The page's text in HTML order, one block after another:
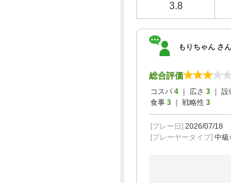
3.8
もりちゃん さ
総合評価
コスパ 4 ｜ 広さ 3 ｜ 設
食事 3 ｜ 戦略性 3
[プレー日] 2026/07/18 [
[プレーヤータイプ] 中級